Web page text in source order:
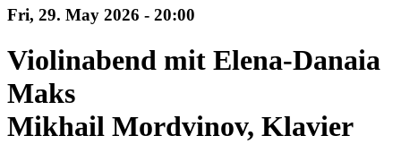
Fri, 29. May 2026 - 20:00
Violinabend mit Elena-Danaia
Maks
Mikhail Mordvinov, Klavier